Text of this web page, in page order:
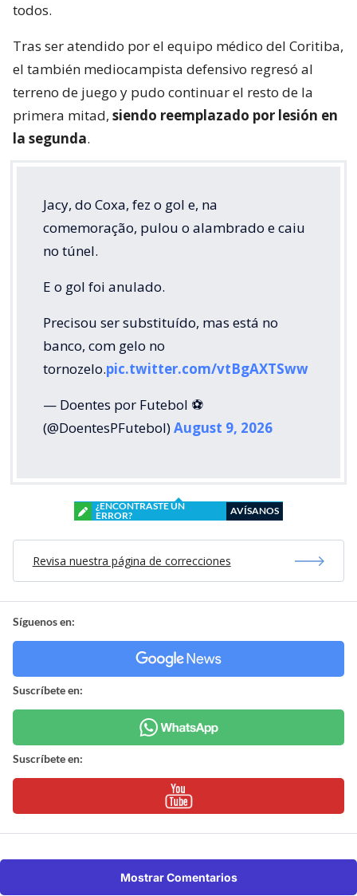
todos.
Tras ser atendido por el equipo médico del Coritiba,
el también mediocampista defensivo regresó al
terreno de juego y pudo continuar el resto de la
primera mitad, siendo reemplazado por lesión en
la segunda.
Jacy, do Coxa, fez o gol e, na
comemoração, pulou o alambrado e caiu
no túnel.
E o gol foi anulado.
Precisou ser substituído, mas está no
banco, com gelo no
tornozelo.pic.twitter.com/vtBgAXTSww
— Doentes por Futebol ⚽
(@DoentesPFutebol)August 9, 2026
¿ENCONTRASTE UN
ERROR?
AVÍSANOS
Revisa nuestra página de correcciones
Síguenos en:
Suscríbete en:
Suscríbete en:
Mostrar Comentarios